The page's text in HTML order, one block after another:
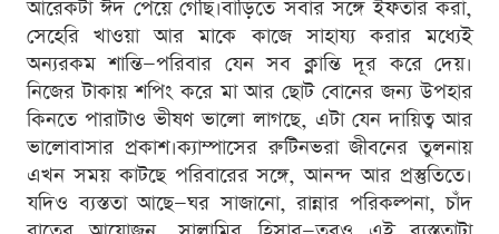
আরেকটা ঈদ পেয়ে গেছি।বাড়িতে সবার সঙ্গে ইফতার করা,
সেহেরি খাওয়া আর মাকে কাজে সাহায্য করার মধ্যেই
অন্যরকম শান্তি—পরিবার যেন সব ক্লান্তি দূর করে দেয়।
নিজের টাকায় শপিং করে মা আর ছোট বোনের জন্য উপহার
কিনতে পারাটাও ভীষণ ভালো লাগছে, এটা যেন দায়িত্ব আর
ভালোবাসার প্রকাশ।ক্যাম্পাসের রুটিনভরা জীবনের তুলনায়
এখন সময় কাটছে পরিবারের সঙ্গে, আনন্দ আর প্রস্তুতিতে।
যদিও ব্যস্ততা আছে—ঘর সাজানো, রান্নার পরিকল্পনা, চাঁদ